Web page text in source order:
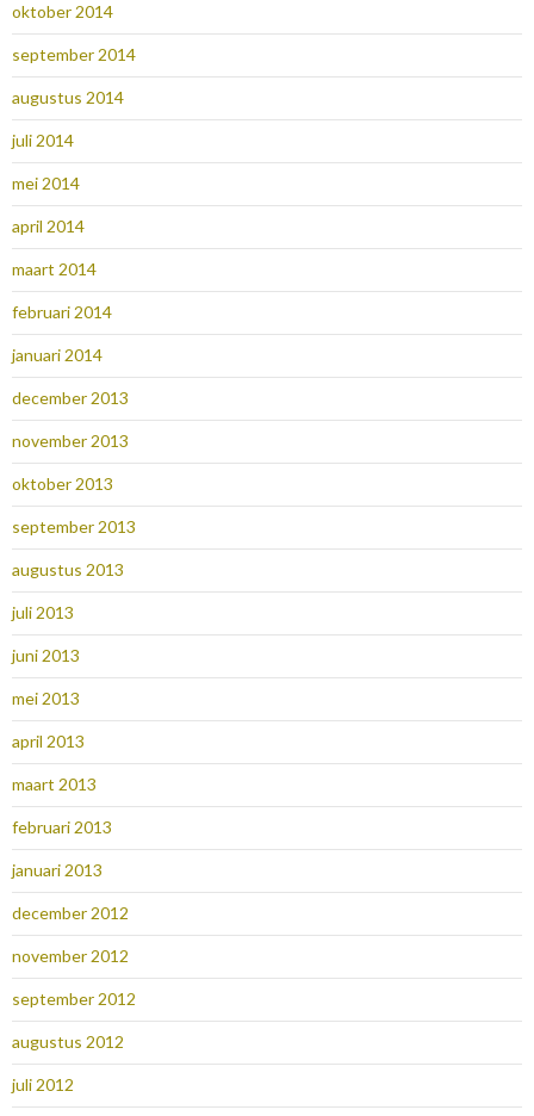
oktober 2014
september 2014
augustus 2014
juli 2014
mei 2014
april 2014
maart 2014
februari 2014
januari 2014
december 2013
november 2013
oktober 2013
september 2013
augustus 2013
juli 2013
juni 2013
mei 2013
april 2013
maart 2013
februari 2013
januari 2013
december 2012
november 2012
september 2012
augustus 2012
juli 2012